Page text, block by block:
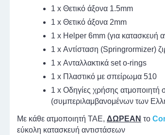
1 x Θετικό άξονα 1.5mm
1 x Θετικό άξονα 2mm
1 x Helper 6mm (για κατασκευή
1 x Αντίσταση (Springrormizer)
1 x Ανταλλακτικά set o-rings
1 x Πλαστικό με σπείρωμα 510
1 x Οδηγίες χρήσης ατμοποιητή
(συμπεριλαμβανομένων των
Με κάθε ατμοποιητή TAE, ΔΩΡΕΑΝ το
εύκολη κατασκευή αντιστάσεων